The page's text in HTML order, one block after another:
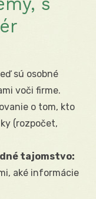
sú osobné
voči firme.
o tom, kto
(rozpočet,
tajomstvo:
aké informácie